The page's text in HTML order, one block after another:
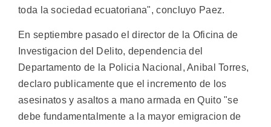
toda la sociedad ecuatoriana", concluyo Paez.
En septiembre pasado el director de la Oficina de
Investigacion del Delito, dependencia del
Departamento de la Policia Nacional, Anibal Torres,
declaro publicamente que el incremento de los
asesinatos y asaltos a mano armada en Quito "se
debe fundamentalmente a la mayor emigracion de